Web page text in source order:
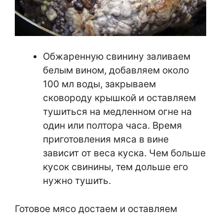
Обжаренную свинину заливаем
белым вином, добавляем около
100 мл воды, закрываем
сковороду крышкой и оставляем
тушиться на медленном огне на
один или полтора часа. Время
приготовления мяса в вине
зависит от веса куска. Чем больше
кусок свинины, тем дольше его
нужно тушить.
Готовое мясо достаем и оставляем